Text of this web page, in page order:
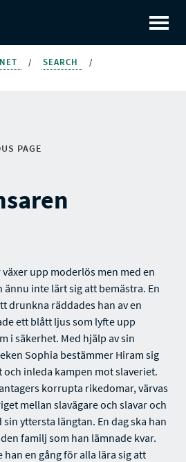
/ SEARCH
/
PAGE
upp moderlös men med en
ännu inte lärt sig att bemästra. En
drunkna räddades han av en
ett blått ljus som lyfte upp
i säkerhet. Med hjälp av sin
Sophia bestämmer Hiram sig
inleda kampen mot slaveriet.
korrupta rikedomar, värvas
mellan slavägare och slavar och
yttersta längtan. En dag ska han
familj som han lämnade kvar.
han en gång för alla lära sig att